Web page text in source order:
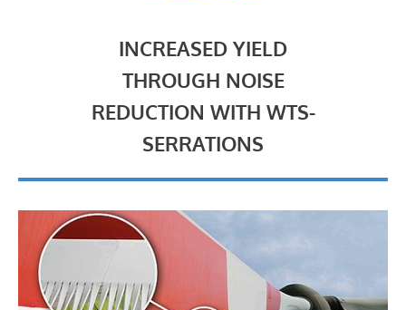
INCREASED YIELD
THROUGH NOISE
REDUCTION WITH WTS-
SERRATIONS